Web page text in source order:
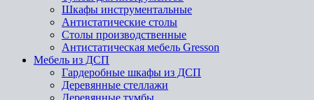
Шкафы инструментальные
Антистатические столы
Столы производственные
Антистатическая мебель Gresson
Мебель из ДСП
Гардеробные шкафы из ДСП
Деревянные стеллажи
Деревянные тумбы